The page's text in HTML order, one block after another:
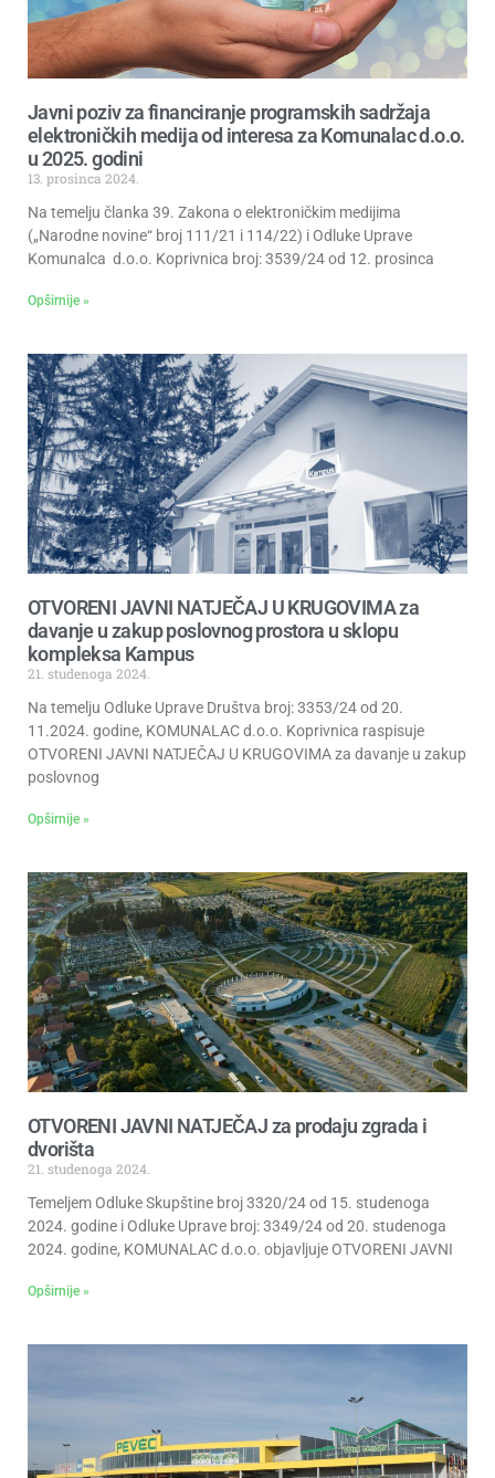
Javni poziv za financiranje programskih sadržaja
elektroničkih medija od interesa za Komunalac d.o.o.
u 2025. godini
13. prosinca 2024.
Na temelju članka 39. Zakona o elektroničkim medijima
(„Narodne novine“ broj 111/21 i 114/22) i Odluke Uprave
Komunalca d.o.o. Koprivnica broj: 3539/24 od 12. prosinca
Opširnije »
OTVORENI JAVNI NATJEČAJ U KRUGOVIMA za
davanje u zakup poslovnog prostora u sklopu
kompleksa Kampus
21. studenoga 2024.
Na temelju Odluke Uprave Društva broj: 3353/24 od 20.
11.2024. godine, KOMUNALAC d.o.o. Koprivnica raspisuje
OTVORENI JAVNI NATJEČAJ U KRUGOVIMA za davanje u zakup
poslovnog
Opširnije »
OTVORENI JAVNI NATJEČAJ za prodaju zgrada i
dvorišta
21. studenoga 2024.
Temeljem Odluke Skupštine broj 3320/24 od 15. studenoga
2024. godine i Odluke Uprave broj: 3349/24 od 20. studenoga
2024. godine, KOMUNALAC d.o.o. objavljuje OTVORENI JAVNI
Opširnije »